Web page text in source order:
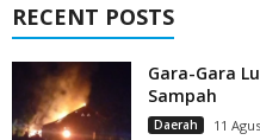
RECENT POSTS
Gara-Gara
Sampah
Daerah 11